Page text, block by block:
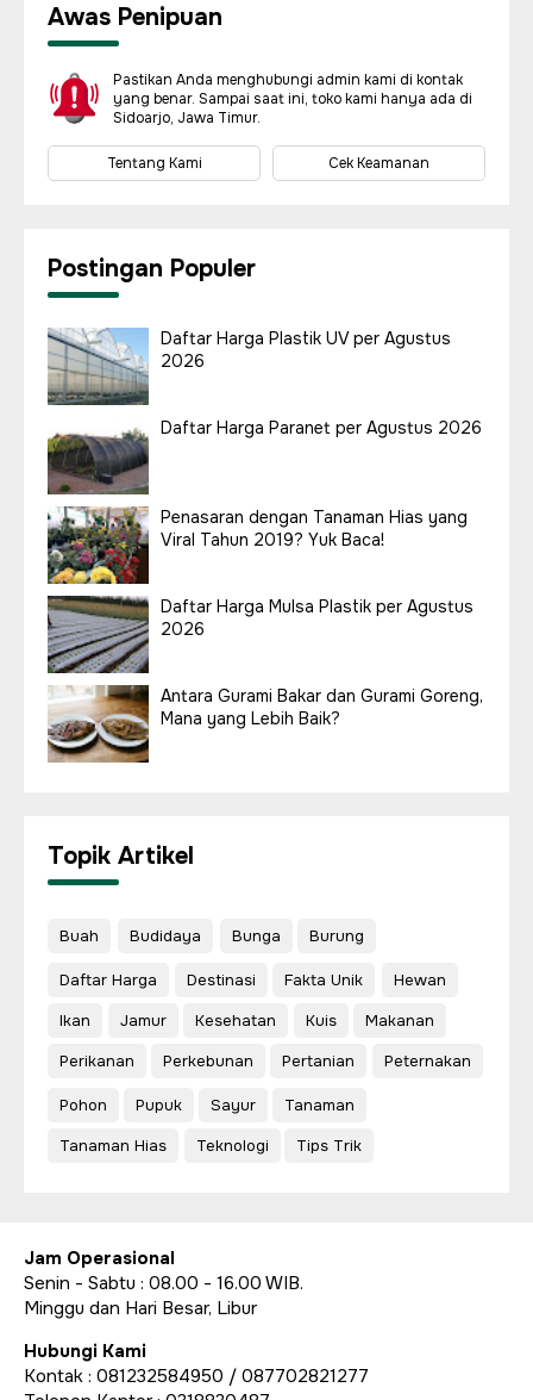
Awas Penipuan
Pastikan Anda menghubungi admin kami di kontak
yang benar. Sampai saat ini, toko kami hanya ada di
Sidoarjo, Jawa Timur.
Tentang Kami Cek Keamanan
Postingan Populer
Daftar Harga Plastik UV per Agustus
2026
Daftar Harga Paranet per Agustus 2026
Penasaran dengan Tanaman Hias yang
Viral Tahun 2019? Yuk Baca!
Daftar Harga Mulsa Plastik per Agustus
2026
Antara Gurami Bakar dan Gurami Goreng,
Mana yang Lebih Baik?
Topik Artikel
Buah Budidaya Bunga Burung
Daftar Harga Destinasi Fakta Unik
Hewan
Ikan
Jamur Kesehatan Kuis
Makanan
Perikanan
Perkebunan Pertanian Peternakan
Pohon Pupuk Sayur
Tanaman
Tanaman Hias
Teknologi Tips Trik
Jam Operasional
Senin - Sabtu : 08.00 - 16.00 WIB.
Minggu dan Hari Besar, Libur
Hubungi Kami
Kontak : 081232584950 / 087702821277